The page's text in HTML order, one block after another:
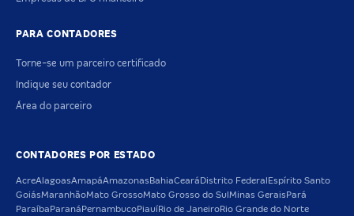
PARA CONTADORES
Torne-se um parceiro certificado
Indique seu contador
Área do parceiro
CONTADORES POR ESTADO
AcreAlagoasAmapáAmazonas BahiaCeará Distrito Federal Espírito Santo
GoiásMaranhãoMato GrossoMato Grosso do Sul Minas Gerais Pará
Paraíba Paraná PernambucoPiauíRio de JaneiroRio Grande do Norte